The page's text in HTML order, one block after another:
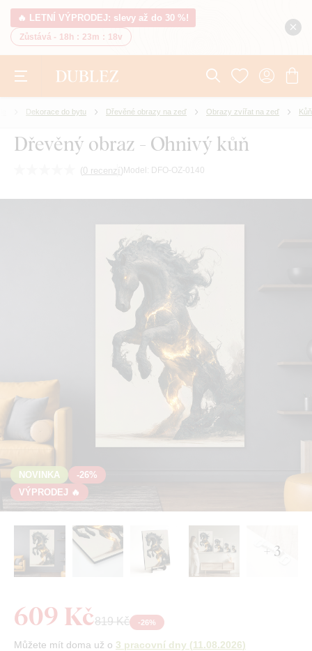
🔥 LETNÍ VÝPRODEJ: slevy až do 30 %!
Zůstává - 18h : 23m : 17v
Dekorace do bytu Dřevěné obrazy na zeď Obrazy zvířat na zeď Kůň
Dřevěný obraz - Ohnivý kůň
(0 recenzí) Model: DFO-OZ-0140
NOVINKA
-26%
VÝPRODEJ 🔥
+ 3
609 Kč819 Kč -26%
Můžete mít doma už o 3 pracovní dny (11.08.2026)